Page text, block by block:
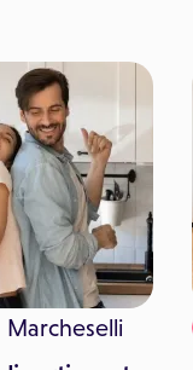
Marcheselli